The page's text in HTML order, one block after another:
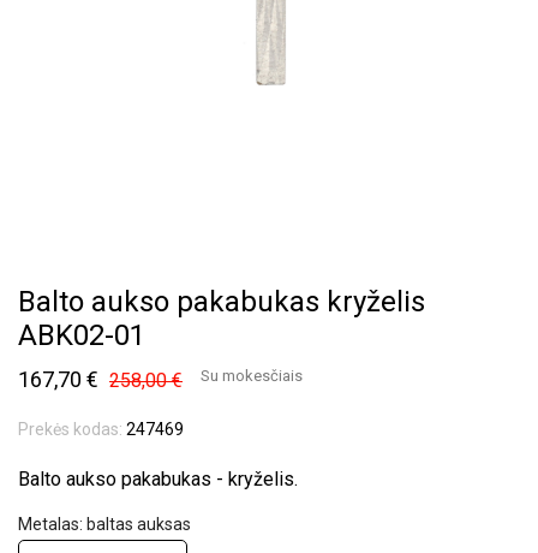
Balto aukso pakabukas kryželis
ABK02-01
167,70 € 258,00 € Su mokesčiais
Prekės kodas: 247469
Balto aukso pakabukas - kryželis.
Metalas: baltas auksas